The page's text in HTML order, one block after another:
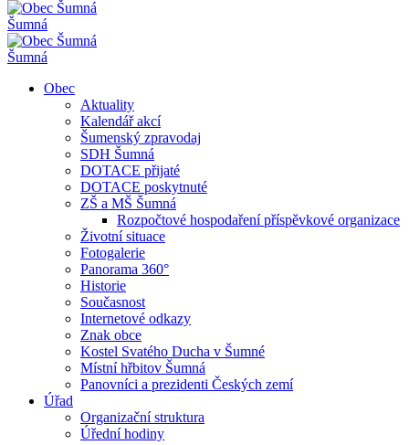
Šumná
Šumná
Obec
Aktuality
Kalendář akcí
Šumenský zpravodaj
SDH Šumná
DOTACE přijaté
DOTACE poskytnuté
ZŠ a MŠ Šumná
Rozpočtové hospodaření příspěvkové organizace
Životní situace
Fotogalerie
Panorama 360°
Historie
Současnost
Internetové odkazy
Znak obce
Kostel Svatého Ducha v Šumné
Místní hřbitov Šumná
Panovníci a prezidenti Českých zemí
Úřad
Organizační struktura
Úřední hodiny